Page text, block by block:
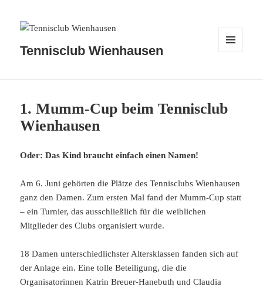
Tennisclub Wienhausen
1. Mumm-Cup beim Tennisclub
Wienhausen
Oder: Das Kind braucht einfach einen Namen!
Am 6. Juni gehörten die Plätze des Tennisclubs Wienhausen
ganz den Damen. Zum ersten Mal fand der Mumm-Cup statt
– ein Turnier, das ausschließlich für die weiblichen
Mitglieder des Clubs organisiert wurde.
18 Damen unterschiedlichster Altersklassen fanden sich auf
der Anlage ein. Eine tolle Beteiligung, die die
Organisatorinnen Katrin Breuer-Hanebuth und Claudia